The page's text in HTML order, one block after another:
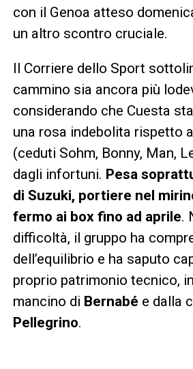
con il Genoa atteso
un altro scontro cruciale.
Il Corriere dello Sport
cammino sia ancora più
considerando che Cuesta
una rosa indebolita rispetto
(ceduti Sohm, Bonny, Man,
dagli infortuni. Pesa
di Suzuki, portiere nel
fermo ai box fino ad aprile.
difficoltà, il gruppo ha
dell’equilibrio e ha saputo
proprio patrimonio tecnico,
mancino di Bernabé e dalla
Pellegrino.